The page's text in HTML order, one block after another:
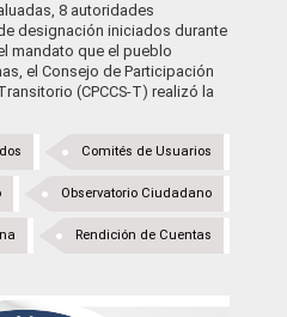
8 autoridades
designación iniciados durante
mandato que el pueblo
el Consejo de Participación
(CPCCS-T) realizó la
Comités de Usuarios
Observatorio Ciudadano
Rendición de Cuentas